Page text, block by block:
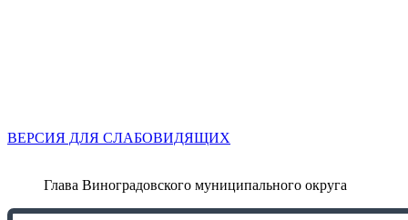
ВЕРСИЯ ДЛЯ СЛАБОВИДЯЩИХ
Глава Виноградовского муниципального округа